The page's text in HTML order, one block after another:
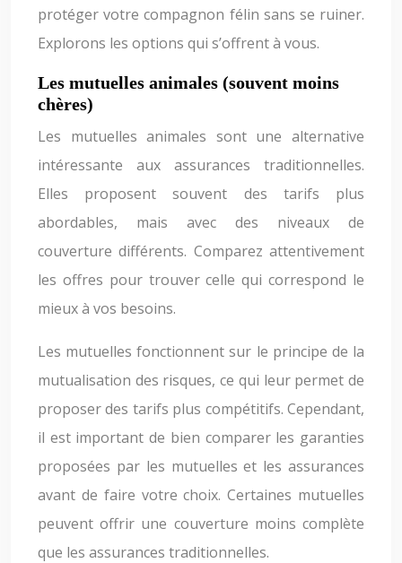
protéger votre compagnon félin sans se ruiner.
Explorons les options qui s’offrent à vous.
Les mutuelles animales (souvent moins
chères)
Les mutuelles animales sont une alternative
intéressante aux assurances traditionnelles.
Elles proposent souvent des tarifs plus
abordables, mais avec des niveaux de
couverture différents. Comparez attentivement
les offres pour trouver celle qui correspond le
mieux à vos besoins.
Les mutuelles fonctionnent sur le principe de la
mutualisation des risques, ce qui leur permet de
proposer des tarifs plus compétitifs. Cependant,
il est important de bien comparer les garanties
proposées par les mutuelles et les assurances
avant de faire votre choix. Certaines mutuelles
peuvent offrir une couverture moins complète
que les assurances traditionnelles.